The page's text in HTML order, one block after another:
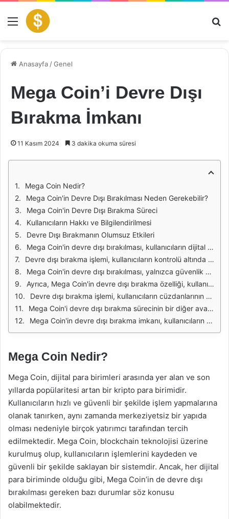
Menü
Anasayfa /Genel
Mega Coin’i Devre Dışı
Bırakma İmkanı
11 Kasım 2024 3 dakika okuma süresi
Mega Coin Nedir?
Mega Coin'in Devre Dışı Bırakılması Neden Gerekebilir?
Mega Coin'in Devre Dışı Bırakma Süreci
Kullanıcıların Hakkı ve Bilgilendirilmesi
Devre Dışı Bırakmanın Olumsuz Etkileri
Mega Coin'in devre dışı bırakılması, kullanıcıların dijital varlıklarını daha güvenli bir şekilde yönetmelerine olanak tanır. Bu özellik, kullanıcıların istenmeyen durumlarla karşılaştıklarında, örneğin bir hack olayı veya yanlışlıkla yapılan bir işlem sonrasında, Mega Coin'lerini koruma altına alabilmelerini sağlar. Kullanıcılar, bu işlemi gerçekleştirdiklerinde, coin'lerinin herhangi bir işlemden etkilenmeyeceğinden emin olabilirler.
Devre dışı bırakma işlemi, kullanıcıların kontrolü altında olan basit ve hızlı bir süreçtir. Mega Coin cüzdanlarında yer alan ayarlar menüsünden bu işlem gerçekleştirilebilir. Kullanıcılar, istedikleri zaman Mega Coin'lerini devre dışı bırakıp tekrar aktif hale getirebilirler. Bu esneklik, kullanıcıların ihtiyaçlarına göre hareket etmelerine yardımcı olur.
Mega Coin'in devre dışı bırakılması, yalnızca güvenlik amacıyla değil, aynı zamanda kullanıcıların stratejik yatırımlarını yönetmelerine de olanak tanır. Piyasa dalgalanmaları sırasında, kullanıcılar Mega Coin'lerini devre dışı bırakarak, değer kaybı riskini minimize edebilirler. Bu, özellikle belirsiz piyasa koşullarında önemli bir avantaj sunar.
Ayrıca, Mega Coin'in devre dışı bırakma özelliği, kullanıcıların belirli bir süre boyunca coin'lerini kullanmamayı tercih etmeleri durumunda da faydalıdır. Örneğin, kullanıcılar tatil dönemlerinde veya başka sebeplerle aktif olarak işlem yapmadıklarında, coin'lerini devre dışı bırakarak, güvenliklerini artırabilirler. Bu durum, kullanıcıların rahat bir nefes almasını sağlar.
Devre dışı bırakma işlemi, kullanıcıların cüzdanlarının yönetimi açısından da önemlidir. Kullanıcılar, Mega Coin'lerini devre dışı bıraktıklarında, cüzdanlarında bulunan diğer dijital varlıklarına odaklanabilirler. Bu, genel portföy yönetimini kolaylaştırır ve kullanıcıların finansal stratejilerini daha etkili bir şekilde uygulamalarına olanak tanır.
Mega Coin'i devre dışı bırakma sürecinin bir diğer avantajı, kullanıcıların yeni özellikleri test etme şansı bulmasıdır. Yazılım güncellemeleri veya yeni özellikler geldiğinde, kullanıcılar Mega Coin'lerini devre dışı bırakarak, bu güncellemelerin etkilerini değerlendirebilirler. Bu, kullanıcıların daha bilinçli kararlar almalarına yardımcı olur.
Mega Coin'in devre dışı bırakma imkanı, kullanıcıların dijital varlıklarını daha güvenli ve etkili bir şekilde yönetmelerine olanak tanır. Güvenlik, stratejik yatırım yönetimi ve cüzdan yönetimi açısından sağladığı avantajlar, kullanıcıların bu özelliği tercih etmelerini artırmaktadır.
Mega Coin Nedir?
Mega Coin, dijital para birimleri arasında yer alan ve son
yıllarda popülaritesi artan bir kripto para birimidir.
Kullanıcıların hızlı ve güvenli bir şekilde işlem yapmalarına
olanak tanırken, aynı zamanda merkeziyetsiz bir yapıda
olması nedeniyle birçok yatırımcı tarafından tercih
edilmektedir. Mega Coin, blockchain teknolojisi üzerine
kurulmuş olup, kullanıcıların işlemlerini kaydeden ve
güvenli bir şekilde saklayan bir sistemdir. Ancak, her dijital
para biriminde olduğu gibi, Mega Coin’in de devre dışı
bırakılması gereken bazı durumlar söz konusu
olabilmektedir.